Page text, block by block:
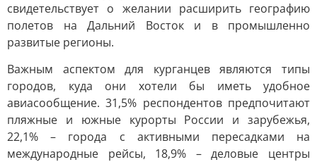
свидетельствует о желании расширить географию
полетов на Дальний Восток и в промышленно
развитые регионы.
Важным аспектом для курганцев являются типы
городов, куда они хотели бы иметь удобное
авиасообщение. 31,5% респондентов предпочитают
пляжные и южные курорты России и зарубежья,
22,1% – города с активными пересадками на
международные рейсы, 18,9% – деловые центры